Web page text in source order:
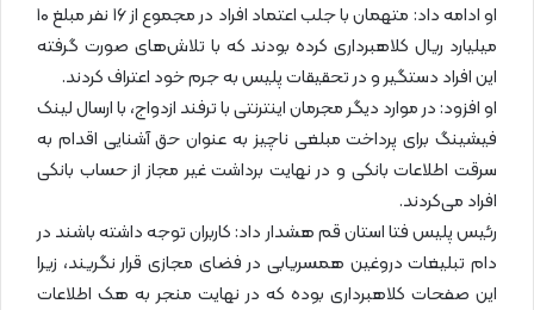
او ادامه داد: متهمان با جلب اعتماد افراد در مجموع از ۱۶ نفر مبلغ ۱۰
میلیارد ریال کلاهبرداری کرده بودند که با تلاش‌های صورت گرفته
این افراد دستگیر و در تحقیقات پلیس به جرم خود اعتراف کردند.
او افزود: در موارد دیگر مجرمان اینترنتی با ترفند ازدواج، با ارسال لینک
فیشینگ برای پرداخت مبلغی ناچیز به عنوان حق آشنایی اقدام به
سرقت اطلاعات بانکی و در نهایت برداشت غیر مجاز از حساب بانکی
افراد می‌کردند.
رئیس پلیس فتا استان قم هشدار داد: کاربران توجه داشته باشند در
دام تبلیغات دروغین همسریابی در فضای مجازی قرار نگریند، زیرا
این صفحات کلاهبرداری بوده که در نهایت منجر به هک اطلاعات